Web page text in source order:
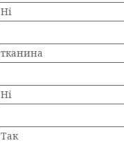
Ні
тканина
Ні
Так